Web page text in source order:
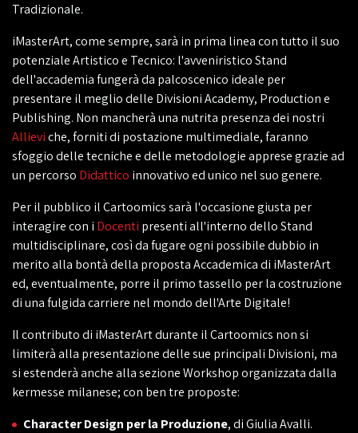
Tradizionale.
iMasterArt, come sempre, sarà in prima linea con tutto il suo
potenziale Artistico e Tecnico: l'avveniristico Stand
dell'accademia fungerà da palcoscenico ideale per
presentare il meglio delle Divisioni Academy, Production e
Publishing. Non mancherà una nutrita presenza dei nostri
Allieviche, forniti di postazione multimediale, faranno
sfoggio delle tecniche e delle metodologie apprese grazie ad
un percorso Didattico innovativo ed unico nel suo genere.
Per il pubblico il Cartoomics sarà l'occasione giusta per
interagire con i Docenti presenti all'interno dello Stand
multidisciplinare, così da fugare ogni possibile dubbio in
merito alla bontà della proposta Accademica di iMasterArt
ed, eventualmente, porre il primo tassello per la costruzione
di una fulgida carriere nel mondo dell'Arte Digitale!
Il contributo di iMasterArt durante il Cartoomics non si
limiterà alla presentazione delle sue principali Divisioni, ma
si estenderà anche alla sezione Workshop organizzata dalla
kermesse milanese; con ben tre proposte:
Character Design per la Produzione, di Giulia Avalli.